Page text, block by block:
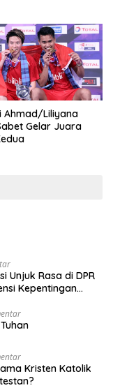
Ahmad/Liliyana
Gelar Juara
Unjuk Rasa di DPR
Kepentingan
Kristen Katolik